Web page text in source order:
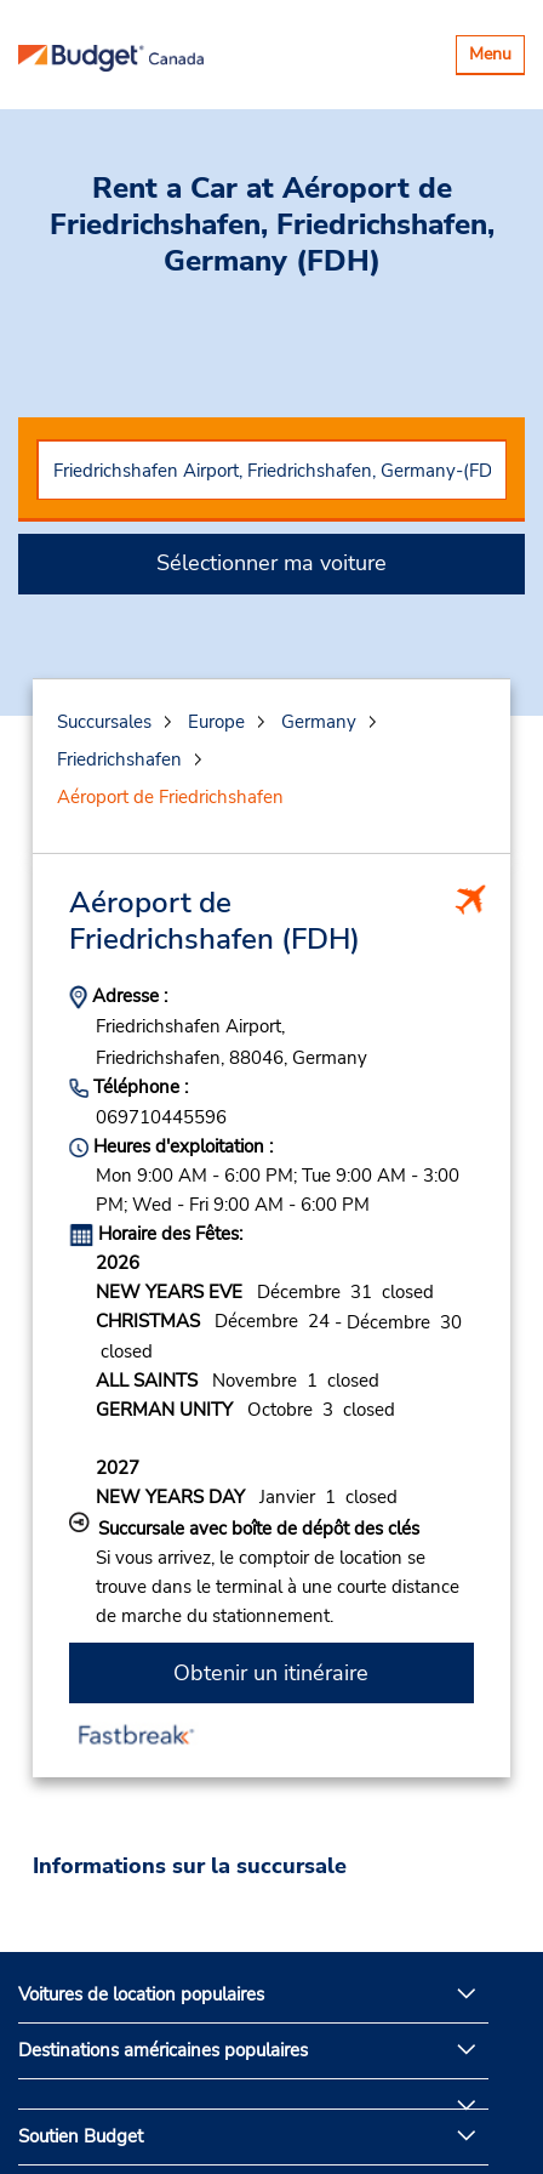
Basculer
la
Menu
Rent a Car at Aéroport de
Friedrichshafen, Friedrichshafen,
Germany (FDH)
Sélectionner ma voiture
Succursales Europe
Germany
Friedrichshafen
Aéroport de Friedrichshafen
Aéroport de
Friedrichshafen (FDH)
Adresse :
Friedrichshafen Airport,
Friedrichshafen, 88046, Germany
Téléphone :
069710445596
Heures d'exploitation :
Mon 9:00 AM - 6:00 PM; Tue 9:00 AM - 3:00
PM; Wed - Fri 9:00 AM - 6:00 PM
Horaire des Fêtes:
2026
NEW YEARS EVEDécembre 31 closed
CHRISTMASDécembre 24 - Décembre 30
closed
ALL SAINTSNovembre 1 closed
GERMAN UNITYOctobre 3 closed
2027
NEW YEARS DAYJanvier 1 closed
Succursale avec boîte de dépôt des clés
Si vous arrivez, le comptoir de location se
trouve dans le terminal à une courte distance
de marche du stationnement.
Obtenir un itinéraire
Informations sur la succursale
Voitures de location populaires
Destinations américaines populaires
Soutien Budget